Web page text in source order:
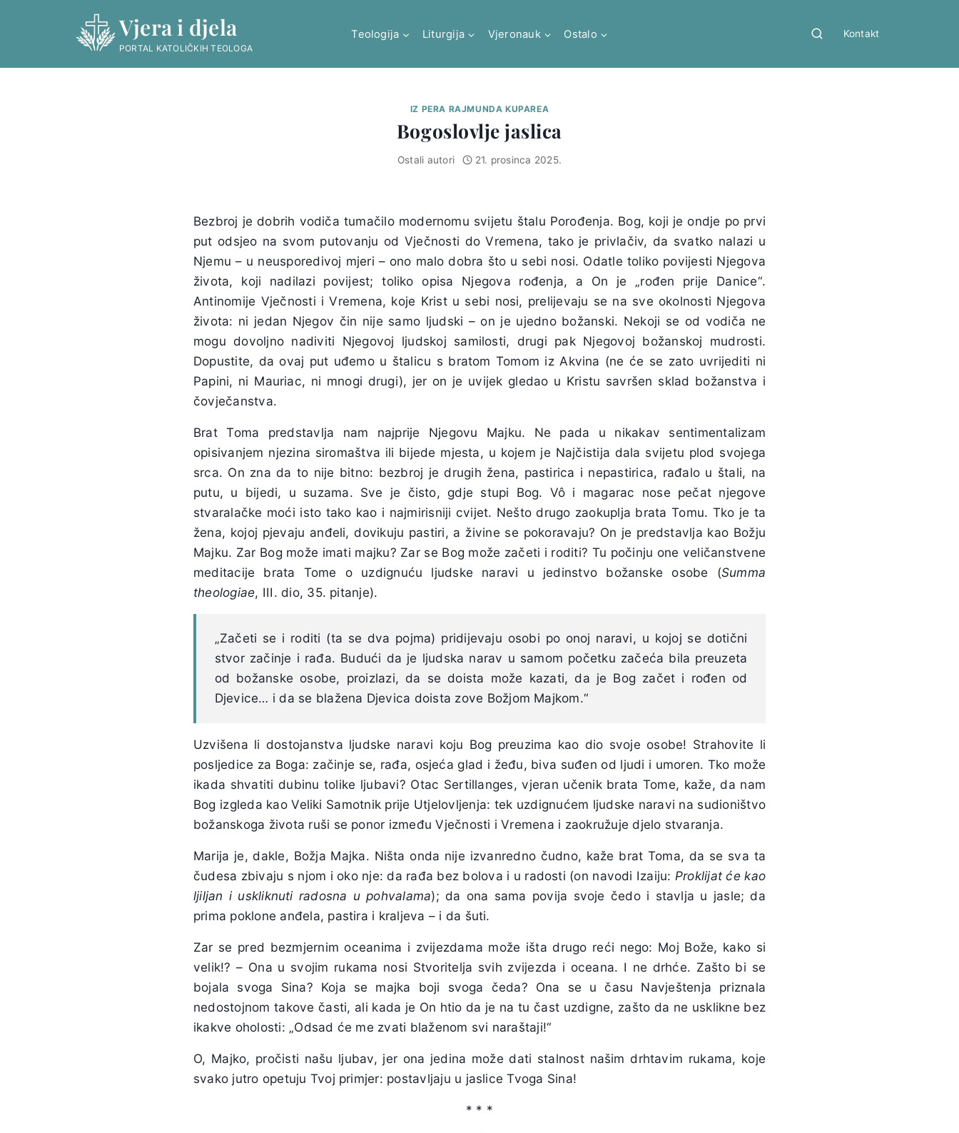
Vjera i djela
PORTAL KATOLIČKIH TEOLOGA
Teologija Liturgija Vjeronauk Ostalo Kontakt
IZ PERA RAJMUNDA KUPAREA
Bogoslovlje jaslica
Ostali autori 21. prosinca 2025.
Bezbroj je dobrih vodiča tumačilo modernomu svijetu štalu Porođenja. Bog, koji je ondje po prvi
put odsjeo na svom putovanju od Vječnosti do Vremena, tako je privlačiv, da svatko nalazi u
Njemu – u neusporedivoj mjeri – ono malo dobra što u sebi nosi. Odatle toliko povijesti Njegova
života, koji nadilazi povijest; toliko opisa Njegova rođenja, a On je „rođen prije Danice“.
Antinomije Vječnosti i Vremena, koje Krist u sebi nosi, prelijevaju se na sve okolnosti Njegova
života: ni jedan Njegov čin nije samo ljudski – on je ujedno božanski. Nekoji se od vodiča ne
mogu dovoljno nadiviti Njegovoj ljudskoj samilosti, drugi pak Njegovoj božanskoj mudrosti.
Dopustite, da ovaj put uđemo u štalicu s bratom Tomom iz Akvina (ne će se zato uvrijediti ni
Papini, ni Mauriac, ni mnogi drugi), jer on je uvijek gledao u Kristu savršen sklad božanstva i
čovječanstva.
Brat Toma predstavlja nam najprije Njegovu Majku. Ne pada u nikakav sentimentalizam
opisivanjem njezina siromaštva ili bijede mjesta, u kojem je Najčistija dala svijetu plod svojega
srca. On zna da to nije bitno: bezbroj je drugih žena, pastirica i nepastirica, rađalo u štali, na
putu, u bijedi, u suzama. Sve je čisto, gdje stupi Bog. Vô i magarac nose pečat njegove
stvaralačke moći isto tako kao i najmirisniji cvijet. Nešto drugo zaokuplja brata Tomu. Tko je ta
žena, kojoj pjevaju anđeli, dovikuju pastiri, a živine se pokoravaju? On je predstavlja kao Božju
Majku. Zar Bog može imati majku? Zar se Bog može začeti i roditi? Tu počinju one veličanstvene
meditacije brata Tome o uzdignuću ljudske naravi u jedinstvo božanske osobe (Summa
theologiae, III. dio, 35. pitanje).
„Začeti se i roditi (ta se dva pojma) pridijevaju osobi po onoj naravi, u kojoj se dotični
stvor začinje i rađa. Budući da je ljudska narav u samom početku začeća bila preuzeta
od božanske osobe, proizlazi, da se doista može kazati, da je Bog začet i rođen od
Djevice… i da se blažena Djevica doista zove Božjom Majkom.“
Uzvišena li dostojanstva ljudske naravi koju Bog preuzima kao dio svoje osobe! Strahovite li
posljedice za Boga: začinje se, rađa, osjeća glad i žeđu, biva suđen od ljudi i umoren. Tko može
ikada shvatiti dubinu tolike ljubavi? Otac Sertillanges, vjeran učenik brata Tome, kaže, da nam
Bog izgleda kao Veliki Samotnik prije Utjelovljenja: tek uzdignućem ljudske naravi na sudioništvo
božanskoga života ruši se ponor između Vječnosti i Vremena i zaokružuje djelo stvaranja.
Marija je, dakle, Božja Majka. Ništa onda nije izvanredno čudno, kaže brat Toma, da se sva ta
čudesa zbivaju s njom i oko nje: da rađa bez bolova i u radosti (on navodi Izaiju: Proklijat će kao
ljiljan i uskliknuti radosna u pohvalama); da ona sama povija svoje čedo i stavlja u jasle; da
prima poklone anđela, pastira i kraljeva – i da šuti.
Zar se pred bezmjernim oceanima i zvijezdama može išta drugo reći nego: Moj Bože, kako si
velik!? – Ona u svojim rukama nosi Stvoritelja svih zvijezda i oceana. I ne drhće. Zašto bi se
bojala svoga Sina? Koja se majka boji svoga čeda? Ona se u času Navještenja priznala
nedostojnom takove časti, ali kada je On htio da je na tu čast uzdigne, zašto da ne usklikne bez
ikakve oholosti: „Odsad će me zvati blaženom svi naraštaji!“
O, Majko, pročisti našu ljubav, jer ona jedina može dati stalnost našim drhtavim rukama, koje
svako jutro opetuju Tvoj primjer: postavljaju u jaslice Tvoga Sina!
* * *